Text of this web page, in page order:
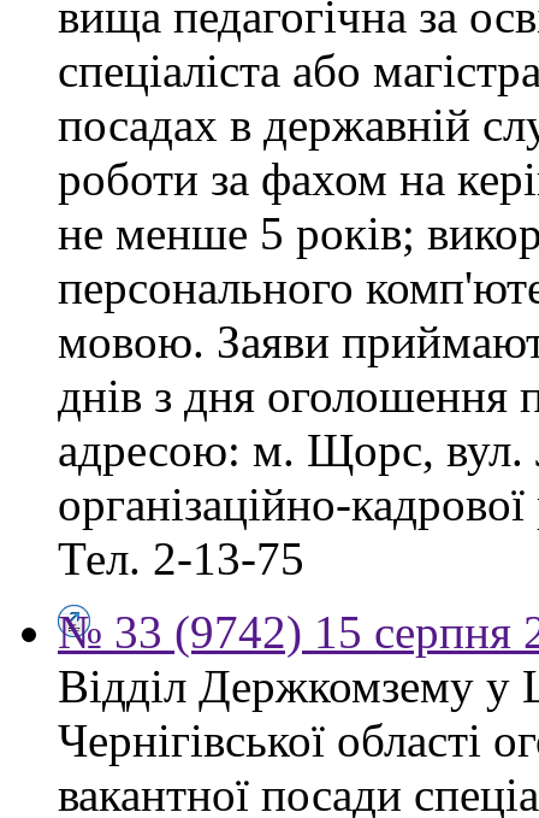
вища педагогічна за
спеціаліста або
посадах в державній
роботи за фахом на
не менше 5 років;
персонального
мовою. Заяви
днів з дня оголошення
адресою: м. Щорс, вул.
організаційно-
Тел. 2-13-75
№ 33 (9742) 15 серпня
Відділ Держкомзему у
Чернігівської області
вакантної посади